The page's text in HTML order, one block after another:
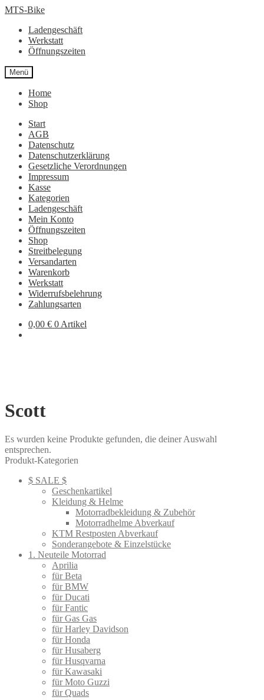
Zur
springen
Zum
springen
MTS-Bike
Ladengeschäft
Werkstatt
Öffnungszeiten
Menü
Home
Shop
Start
AGB
Datenschutz
Datenschutzerklärung
Gesetzliche Verordnungen
Impressum
Kasse
Kategorien
Ladengeschäft
Mein Konto
Öffnungszeiten
Shop
Streitbelegung
Versandarten
Warenkorb
Werkstatt
Widerrufsbelehrung
Zahlungsarten
0,00 € 0 Artikel
Scott
Es wurden keine Produkte gefunden, die deiner Auswahl
entsprechen.
Produkt-Kategorien
$ SALE $
Geschenkartikel
Kleidung & Helme
Motorradbekleidung & Zubehör
Motorradhelme Abverkauf
KTM Restposten Abverkauf
Sonderangebote & Einzelstücke
1. Neuteile Motorrad
Aprilia
für Beta
für BMW
für Ducati
für Fantic
für Gas Gas
für Harley Davidson
für Honda
für Husaberg
für Husqvarna
für Kawasaki
für Moto Guzzi
für Quads